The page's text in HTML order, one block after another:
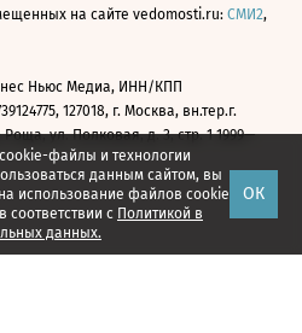
файлы и технологии
данным сайтом, вы
на использование файлов cookie
соответствии с Политикой в
данных.
ОК
на сайте vedomosti.ru: СМИ2,
Ньюс Медиа, ИНН/КПП
127018, г. Москва, вн.тер.г.
ул. Полковая, д. 3, стр. 1 1999—